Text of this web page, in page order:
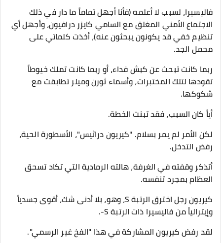
​فاليسيرا، لسبب لا أعلمه (فأنا أجهل تماماً ما دار في ذلك
الاجتماع الأمني المغلق مع السامي كايزر درافيون، وأجهل أي
تنظيم خفي قد يكونون يبحثون عنه)، أخذت كلماتي على
محمل الجد.
ربما كانت تبحث عن كبش فداء، أو ربما كانت تملك خيوطاً
تقودها لتلك المختبرات، وأسماء ثورن وميلر تطابقت مع
شكوكها.
أياً كان السبب، فقد تبنت الخطة.
​لكن الأمر لم يمر بسلام. "كيريون دراثيس"، الأسطورة الحية،
رفض التدخل.
​أتذكر وقفته في الغرفة، هالته الرمادية التي تكاد تسحق
العظام بمجرد تنفسه.
كيريون رجل اخترق الرتبة S، وهو، بلا أدنى شك، أقوى جسدياً
وإيترالياً من فاليسيرا ذات الرتبة S-.
لقد رفض كيريون المشاركة في هذا "الفخ غير الرسمي".